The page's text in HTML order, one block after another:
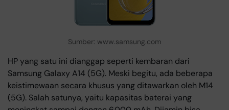
Sumber: www.samsung.com
HP yang satu ini dianggap seperti kembaran dari
Samsung Galaxy A14 (5G). Meski begitu, ada beberapa
keistimewaan secara khusus yang ditawarkan oleh M14
(5G). Salah satunya, yaitu kapasitas baterai yang